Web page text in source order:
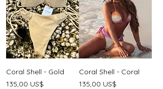
Coral Shell - Gold
Precio
135,00 US$
Coral Shell - Coral
Precio
135,00 US$